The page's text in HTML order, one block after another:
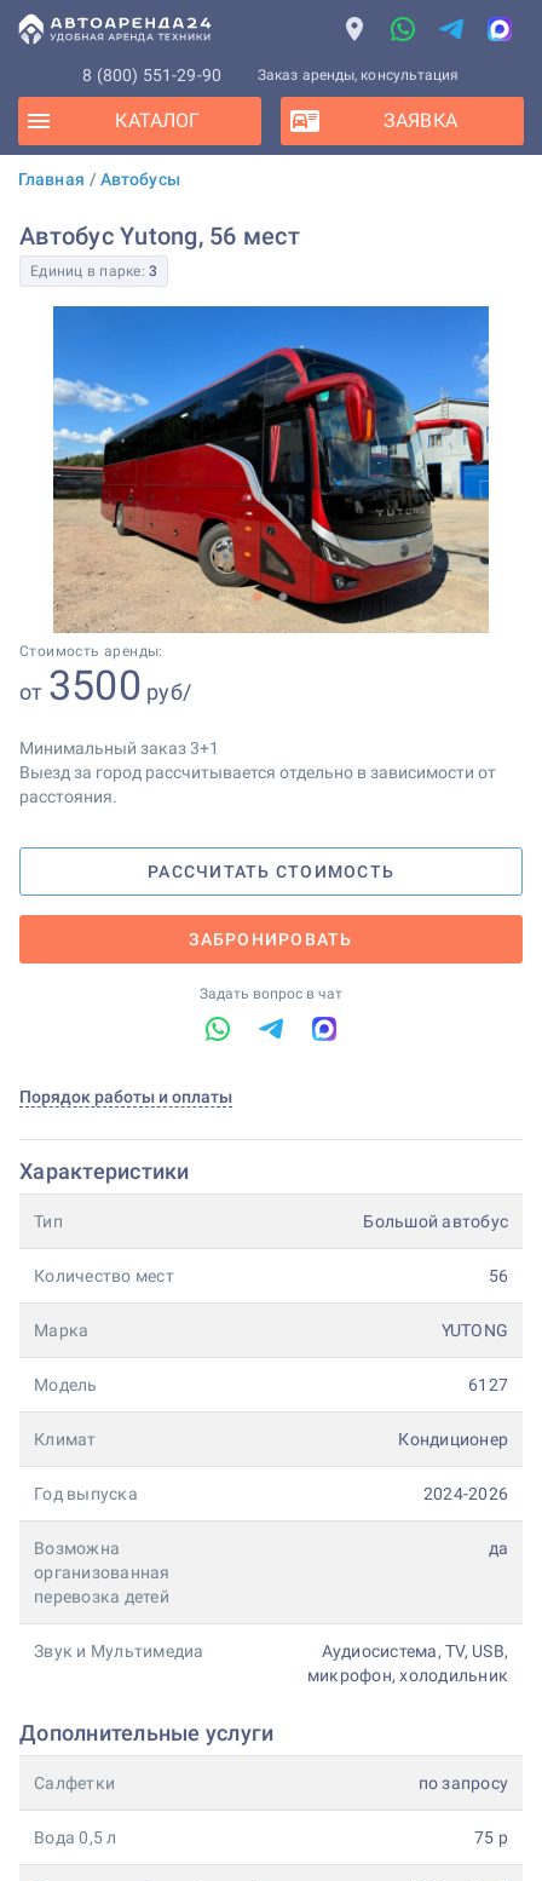
8 (800) 551-29-90 Заказ аренды, консультация
КАТАЛОГ ЗАЯВКА
Главная / Автобусы
Автобус Yutong, 56 мест
Единиц в парке: 3
1 2
Стоимость аренды:
от 3500 руб/
Минимальный заказ 3+1
Выезд за город рассчитывается отдельно в зависимости от
расстояния.
РАССЧИТАТЬ СТОИМОСТЬ
ЗАБРОНИРОВАТЬ
Задать вопрос в чат
Порядок работы и оплаты
Характеристики
Тип Большой автобус
Количество мест 56
Марка YUTONG
Модель 6127
Климат Кондиционер
Год выпуска 2024-2026
Возможна
организованная
перевозка детей
да
Звук и Мультимедиа
Аудиосистема, TV, USB,
микрофон, холодильник
Дополнительные услуги
Салфетки по запросу
Вода 0,5 л 75 р